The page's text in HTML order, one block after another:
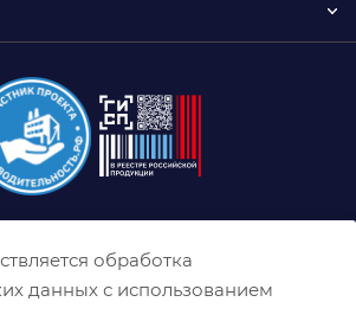
обработка
данных с использованием